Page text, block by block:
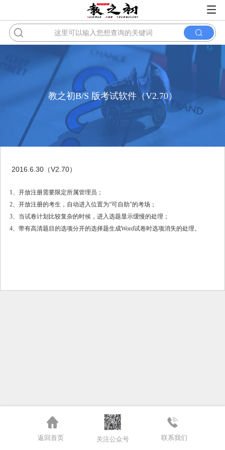
教之初B/S 版考试软件（V2.70）
2016.6.30（V2.70）
1、开放注册需要限定所属管理员；
2、开放注册的考生，自动进入位置为“可自助”的考场；
3、当试卷计划比较复杂的时候，进入选题显示缓慢的处理；
4、带有高清题目的选项分开的选择题生成Word试卷时选项消失的处理。
返回首页 关注公众号 联系我们